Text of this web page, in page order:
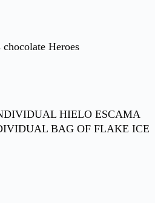
chocolate Heroes
HIELO ESCAMA
BAG OF FLAKE ICE